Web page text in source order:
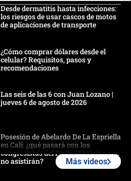
Desde dermatitis hasta infecciones:
los riesgos de usar cascos de motos
de aplicaciones de transporte
¿Cómo comprar dólares desde el
celular? Requisitos, pasos y
recomendaciones
Las seis de las 6 con Juan Lozano |
jueves 6 de agosto de 2026
Posesión de Abelardo De La Espriella
en Cali: ¿qué pasará con los
congresistas del Pacto Histórico que
no asistirán?
Más videos